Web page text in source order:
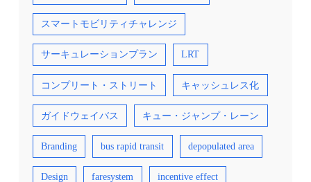
スマートモビリティチャレンジ
サーキュレーションプラン LRT
コンプリート・ストリート キャッシュレス化
ガイドウェイバス キュー・ジャンプ・レーン
Branding bus rapid transit depopulated area
Design faresystem incentive effect